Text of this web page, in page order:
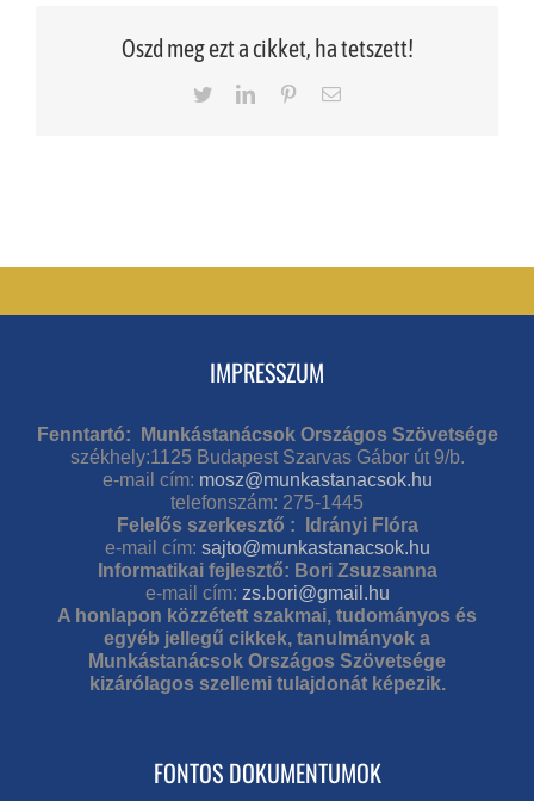
Oszd meg ezt a cikket, ha tetszett!
TwitterLinkedInPinterestEmail
IMPRESSZUM
Fenntartó: Munkástanácsok Országos Szövetsége
székhely:1125 Budapest Szarvas Gábor út 9/b.
e-mail cím: mosz@munkastanacsok.hu
telefonszám: 275-1445
Felelős szerkesztő : Idrányi Flóra
e-mail cím: sajto@munkastanacsok.hu
Informatikai fejlesztő: Bori Zsuzsanna
e-mail cím: zs.bori@gmail.hu
A honlapon közzétett szakmai, tudományos és
egyéb jellegű cikkek, tanulmányok a
Munkástanácsok Országos Szövetsége
kizárólagos szellemi tulajdonát képezik.
FONTOS DOKUMENTUMOK